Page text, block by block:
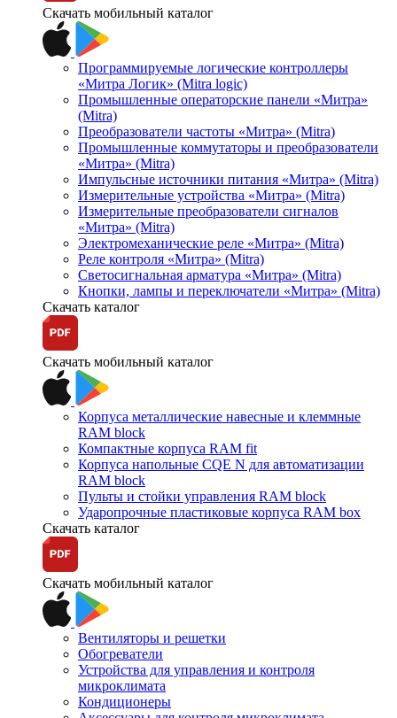
Скачать мобильный каталог
Программируемые логические контроллеры
«Митра Логик» (Mitra logic)
Промышленные операторские панели «Митра»
(Mitra)
Преобразователи частоты «Митра» (Mitra)
Промышленные коммутаторы и преобразователи
«Митра» (Mitra)
Импульсные источники питания «Митра» (Mitra)
Измерительные устройства «Митра» (Mitra)
Измерительные преобразователи сигналов
«Митра» (Mitra)
Электромеханические реле «Митра» (Mitra)
Реле контроля «Митра» (Mitra)
Светосигнальная арматура «Митра» (Mitra)
Кнопки, лампы и переключатели «Митра» (Mitra)
Скачать каталог
Скачать мобильный каталог
Корпуса металлические навесные и клеммные
RAM block
Компактные корпуса RAM fit
Корпуса напольные CQE N для автоматизации
RAM block
Пульты и стойки управления RAM block
Ударопрочные пластиковые корпуса RAM box
Скачать каталог
Скачать мобильный каталог
Вентиляторы и решетки
Обогреватели
Устройства для управления и контроля
микроклимата
Кондиционеры